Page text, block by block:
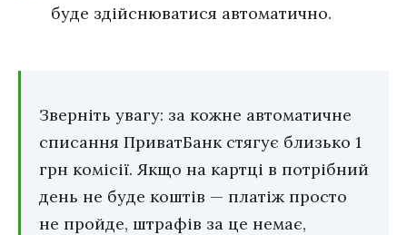
буде здійснюватися автоматично.
Зверніть увагу: за кожне автоматичне
списання ПриватБанк стягує близько 1
грн комісії. Якщо на картці в потрібний
день не буде коштів — платіж просто
не пройде, штрафів за це немає,